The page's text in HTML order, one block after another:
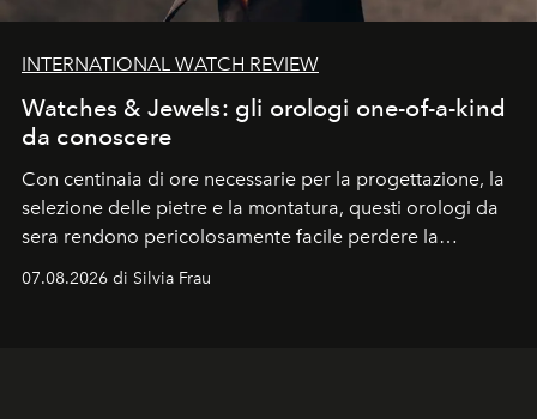
INTERNATIONAL WATCH REVIEW
Watches & Jewels: gli orologi one-of-a-kind
da conoscere
Con centinaia di ore necessarie per la progettazione, la
selezione delle pietre e la montatura, questi orologi da
sera rendono pericolosamente facile perdere la
cognizione del tempo. Ma con quadranti così
07.08.2026 di Silvia Frau